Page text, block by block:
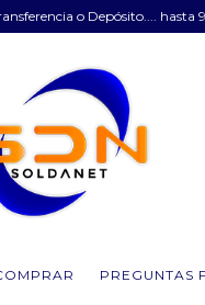
o Depósito.... hasta
PREGUNTAS